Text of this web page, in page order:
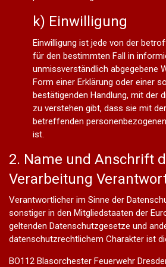
k) Einwilligung
Einwilligung ist jede von der
für den bestimmten Fall in
unmissverständlich abgegebene
Form einer Erklärung oder einer
bestätigenden Handlung, mit der
zu verstehen gibt, dass sie mit
betreffenden
ist.
2. Name und Anschrift
Verarbeitung
Verantwortlicher im Sinne der
sonstiger in den Mitgliedstaaten der
geltenden Datenschutzgesetze und
datenschutzrechtlichem Charakter ist
BO112 Blasorchester Feuerwehr